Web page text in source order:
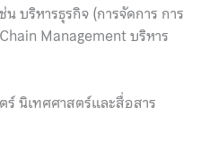
บริหารธุรกิจ (การจัดการ การ
Management บริหาร
ร์ นิเทศศาสตร์และสื่อสาร